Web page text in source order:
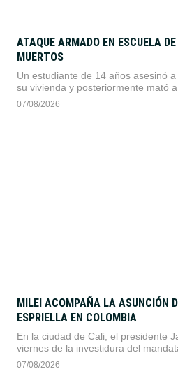
ATAQUE ARMADO EN ESCUELA
MUERTOS
Un estudiante de 14 años asesinó
su vivienda y posteriormente mató
escuela secundaria antes de
07/08/2026
MILEI ACOMPAÑA LA ASUNCIÓN
ESPRIELLA EN COLOMBIA
En la ciudad de Cali, el presidente
viernes de la investidura del
De La Espriella, con el objetivo de
07/08/2026